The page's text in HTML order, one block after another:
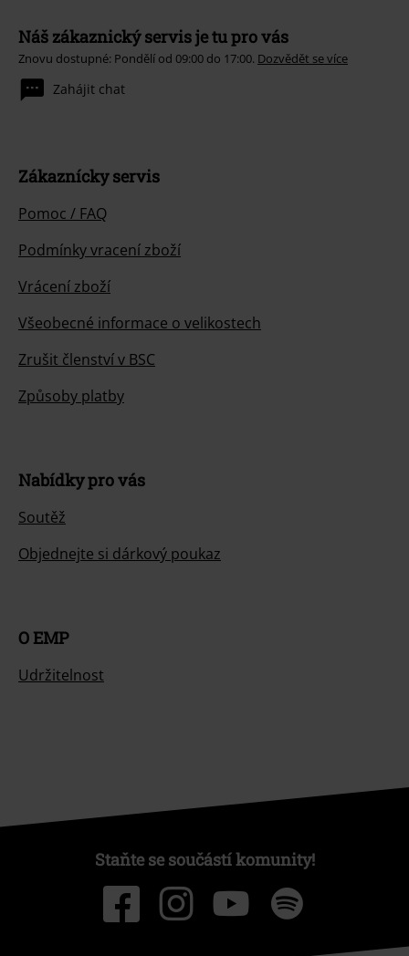
Náš zákaznický servis je tu pro vás
Znovu dostupné: Pondělí od 09:00 do 17:00. Dozvědět se více
Zahájit chat
Zákaznícky servis
Pomoc / FAQ
Podmínky vracení zboží
Vrácení zboží
Všeobecné informace o velikostech
Zrušit členství v BSC
Způsoby platby
Nabídky pro vás
Soutěž
Objednejte si dárkový poukaz
O EMP
Udržitelnost
Staňte se součástí komunity!